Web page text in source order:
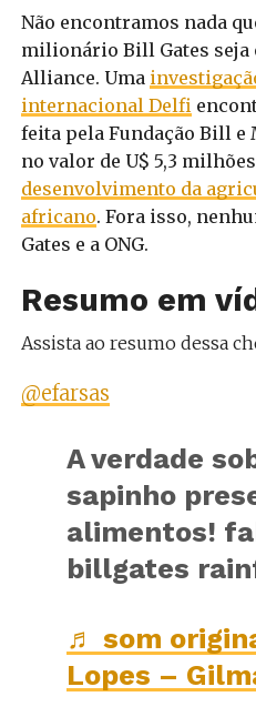
Não encontramos nada
milionário Bill Gates seja
Alliance. Uma
internacional Delfi
feita pela Fundação Bill e
no valor de U$ 5,3
desenvolvimento da
africano. Fora isso,
Gates e a ONG.
Resumo em
Assista ao resumo dessa
@efarsas
A verdade
sapinho
alimentos!
billgates
♬ som
Lopes –